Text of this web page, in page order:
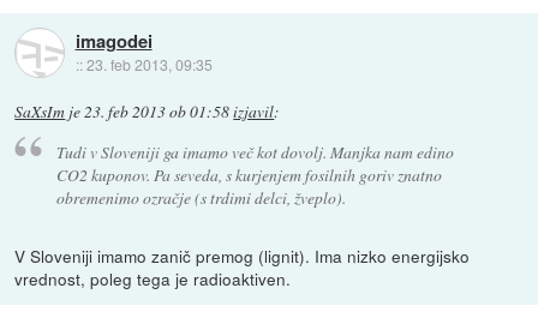
imagodei
::23. feb 2013, 09:35
SaXsIm je23. feb 2013 ob 01:58izjavil:
Tudi v Sloveniji ga imamo več kot dovolj. Manjka nam edino
CO2 kuponov. Pa seveda, s kurjenjem fosilnih goriv znatno
obremenimo ozračje (s trdimi delci, žveplo).
V Sloveniji imamo zanič premog (lignit). Ima nizko energijsko
vrednost, poleg tega je radioaktiven.